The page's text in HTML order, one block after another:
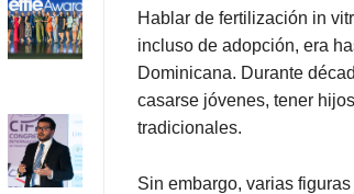
Hablar de fertilización in
incluso de adopción, era
Dominicana. Durante
casarse jóvenes, tener
tradicionales.
Sin embargo, varias